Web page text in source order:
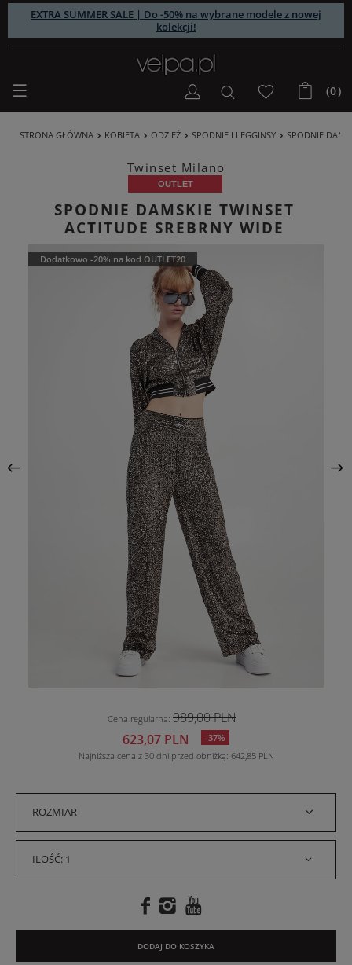
EXTRA SUMMER SALE | Do -50% na wybrane modele z nowej
kolekcji!
(0)
STRONA GŁÓWNA KOBIETA ODZIEŻ SPODNIE I LEGGINSY SPODNIE
Twinset Milano
OUTLET
SPODNIE DAMSKIE TWINSET
ACTITUDE SREBRNY WIDE
Dodatkowo -20% na kod OUTLET20
Cena regularna: 989,00 PLN
623,07 PLN
-37%
Najniższa cena z 30 dni przed obniżką 642,85 PLN
ROZMIAR
ILOŚĆ: 1
DODAJ DO KOSZYKA